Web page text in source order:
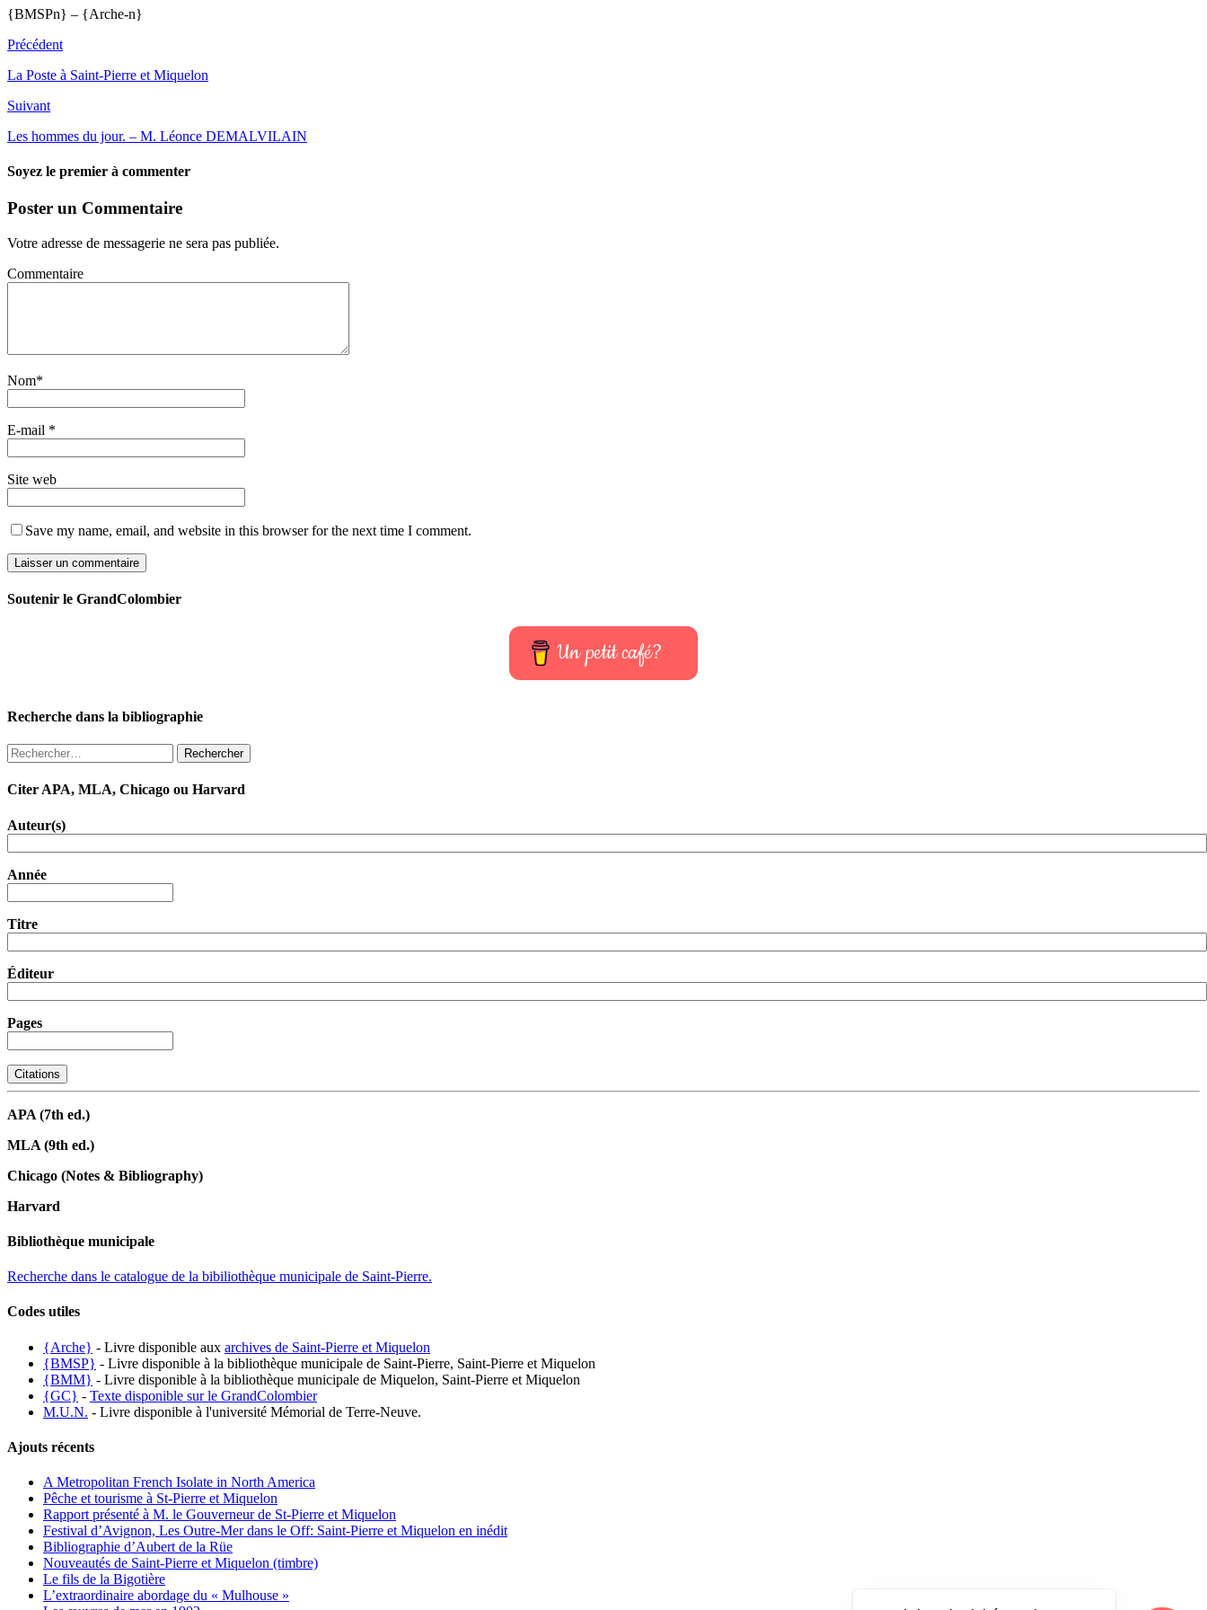
{BMSPn} – {Arche-n}
Précédent
La Poste à Saint-Pierre et Miquelon
Suivant
Les hommes du jour. – M. Léonce DEMALVILAIN
Soyez le premier à commenter
Poster un Commentaire
Votre adresse de messagerie ne sera pas publiée.
Commentaire
Nom*
E-mail *
Site web
Save my name, email, and website in this browser for the next time I comment.
Soutenir le GrandColombier
Un petit café?
Recherche dans la bibliographie
Rechercher :
Citer APA, MLA, Chicago ou Harvard
Auteur(s)
Année
Titre
Éditeur
Pages
Citations
APA (7th ed.)
MLA (9th ed.)
Chicago (Notes & Bibliography)
Harvard
Bibliothèque municipale
Recherche dans le catalogue de la bibiliothèque municipale de Saint-Pierre.
Codes utiles
{Arche} - Livre disponible aux archives de Saint-Pierre et Miquelon
{BMSP} - Livre disponible à la bibliothèque municipale de Saint-Pierre, Saint-Pierre et Miquelon
{BMM} - Livre disponible à la bibliothèque municipale de Miquelon, Saint-Pierre et Miquelon
{GC} - Texte disponible sur le GrandColombier
M.U.N. - Livre disponible à l'université Mémorial de Terre-Neuve.
Ajouts récents
A Metropolitan French Isolate in North America
Pêche et tourisme à St-Pierre et Miquelon
Rapport présenté à M. le Gouverneur de St-Pierre et Miquelon
Festival d’Avignon, Les Outre-Mer dans le Off: Saint-Pierre et Miquelon en inédit
Bibliographie d’Aubert de la Rüe
Nouveautés de Saint-Pierre et Miquelon (timbre)
Le fils de la Bigotière
L’extraordinaire abordage du « Mulhouse »